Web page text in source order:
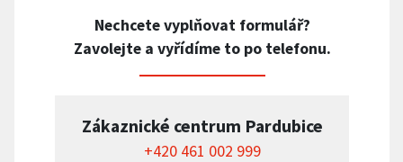
Nechcete vyplňovat formulář?
Zavolejte a vyřídíme to po telefonu.
Zákaznické centrum Pardubice
+420 461 002 999